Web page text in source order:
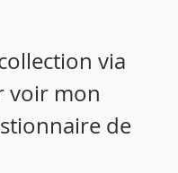
via
voir mon
de